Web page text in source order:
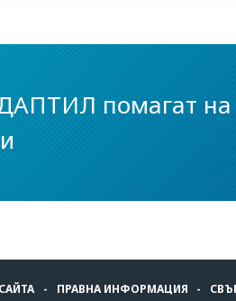
помагат на
ПРАВНА ИНФОРМАЦИЯ